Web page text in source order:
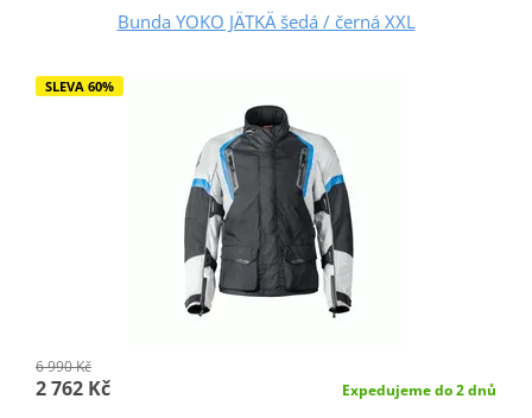
Bunda YOKO JÄTKÄ šedá / černá XXL
SLEVA 60%
6 990 Kč
2 762 Kč Expedujeme do 2 dnů